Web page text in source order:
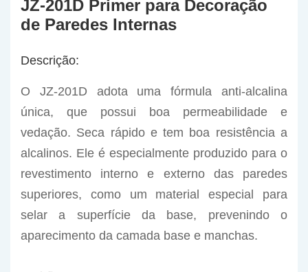
JZ-201D Primer para Decoração
de Paredes Internas
Descrição:
O JZ-201D adota uma fórmula anti-alcalina
única, que possui boa permeabilidade e
vedação. Seca rápido e tem boa resistência a
alcalinos. Ele é especialmente produzido para o
revestimento interno e externo das paredes
superiores, como um material especial para
selar a superfície da base, prevenindo o
aparecimento da camada base e manchas.